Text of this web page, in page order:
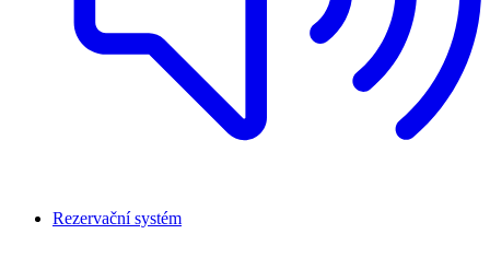
Rezervační systém